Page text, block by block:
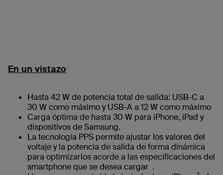
En un vistazo
Hasta 42 W de potencia total de salida: USB-C a
30 W como máximo y USB-A a 12 W como máximo
Carga óptima de hasta 30 W para iPhone, iPad y
dispositivos de Samsung.
La tecnología PPS permite ajustar los valores del
voltaje y la potencia de salida de forma dinámica
para optimizarlos acorde a las especificaciones del
smartphone que se desea cargar .